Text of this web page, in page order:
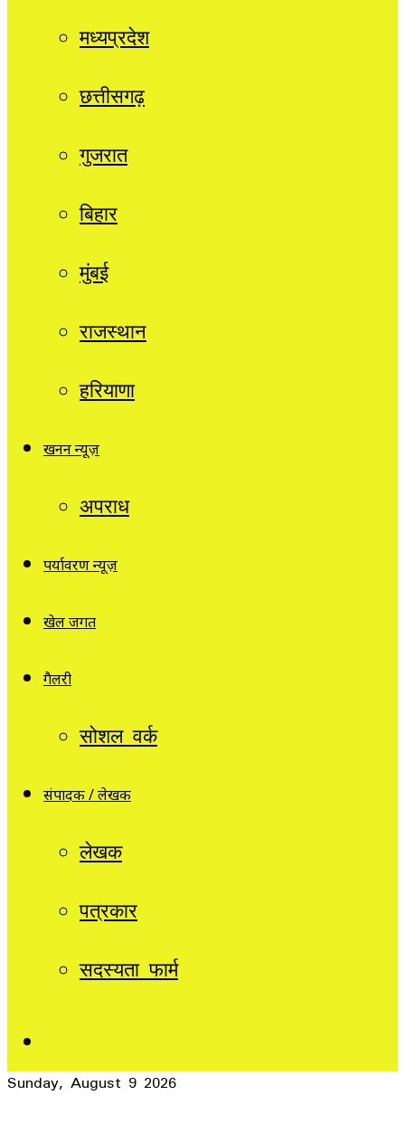
मध्यप्रदेश
छत्तीसगढ़
गुजरात
बिहार
मुंबई
राजस्थान
हरियाणा
खनन न्यूज़
अपराध
पर्यावरण न्यूज़
खेल जगत
गैलरी
सोशल वर्क
संपादक / लेखक
लेखक
पत्रकार
सदस्यता फार्म
Sunday, August 9 2026